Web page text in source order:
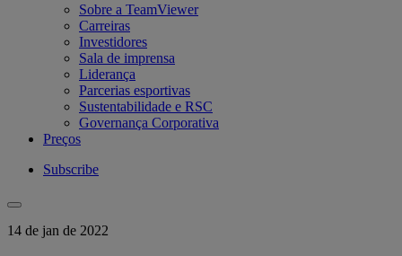
Sobre a TeamViewer
Carreiras
Investidores
Sala de imprensa
Liderança
Parcerias esportivas
Sustentabilidade e RSC
Governança Corporativa
Preços
Subscribe
14 de jan de 2022